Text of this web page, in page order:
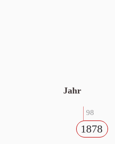
Jahr
98
1878